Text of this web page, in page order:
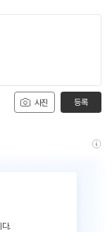
사진 등록
다.